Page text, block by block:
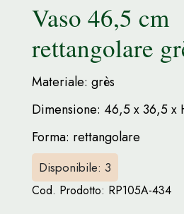
Vaso 46,5 cm
rettangolare
Materiale: grès
Dimensione: 46,5 x 36,5 x
Forma: rettangolare
Disponibile: 3
Cod. Prodotto: RP105A-434